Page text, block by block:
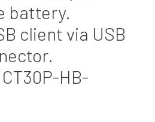
battery.
client via USB
HB-